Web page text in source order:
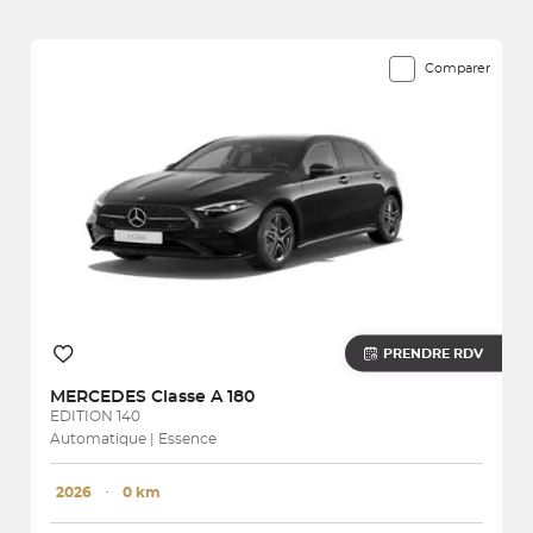
Comparer
PRENDRE RDV
MERCEDES Classe A 180
EDITION 140
Automatique | Essence
2026 ･ 0 km